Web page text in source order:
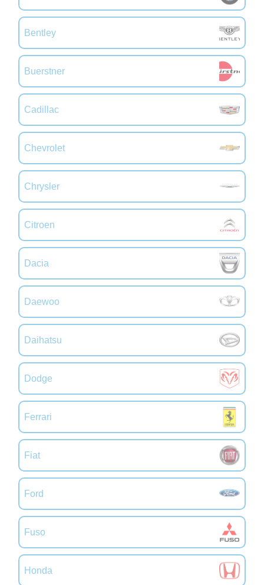
Bentley
Buerstner
Cadillac
Chevrolet
Chrysler
Citroen
Dacia
Daewoo
Daihatsu
Dodge
Ferrari
Fiat
Ford
Fuso
Honda